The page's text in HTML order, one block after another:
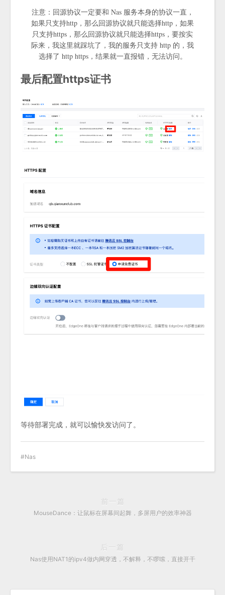
注意：回源协议一定要和 Nas 服务本身的协议一直，
如果只支持http，那么回源协议就只能选择http，如果
只支持https，那么回源协议就只能选择https，要按实
际来，我这里就踩坑了，我的服务只支持 http 的，我
选择了 http https，结果就一直报错，无法访问。
最后配置https证书
等待部署完成，就可以愉快发访问了。
Nas
前一篇
MouseDance：让鼠标在屏幕间起舞，多屏用户的效率神器
后一篇
Nas使用NAT1的ipv4做内网穿透，不解释，不啰嗦，直接开干